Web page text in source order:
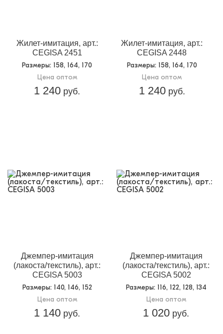
Жилет-имитация, арт.:
CEGISA 2451
Размеры: 158, 164, 170
Цена оптом
1 240 руб.
Жилет-имитация, арт.:
CEGISA 2448
Размеры: 158, 164, 170
Цена оптом
1 240руб.
Джемпер-имитация
(лакоста/текстиль), арт.:
CEGISA 5003
Размеры: 140, 146, 152
Цена оптом
1 140 руб.
Джемпер-имитация
(лакоста/текстиль), арт.:
CEGISA 5002
Размеры: 116, 122, 128, 134
Цена оптом
1 020 руб.